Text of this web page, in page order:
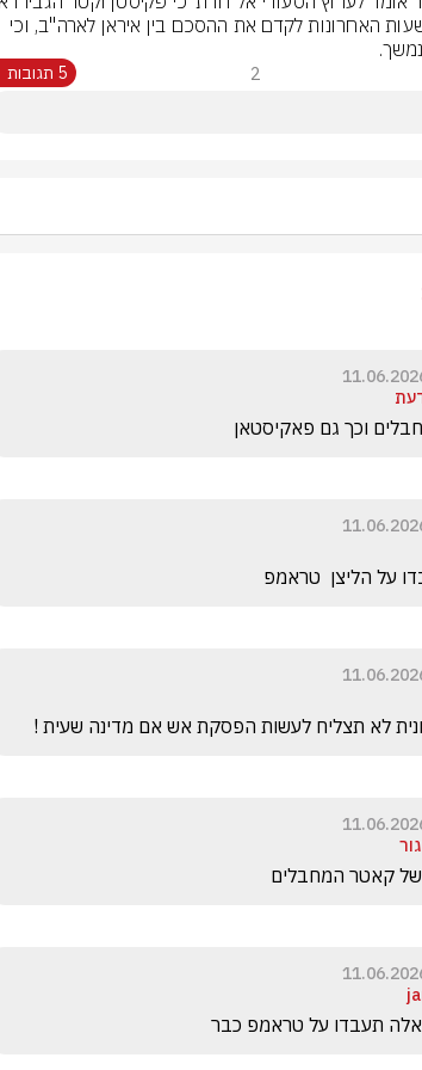
2 5 תגובות
וכך גם פאקיסטאן
על הליצן  טראמפ
לא תצליח לעשות הפסקת אש אם מדינה שעית !
קאטר המחבלים
תעבדו על טראמפ כבר